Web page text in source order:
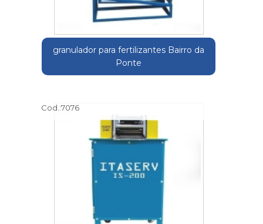
granulador para fertilizantes Bairro da
Ponte
Cod.:7076